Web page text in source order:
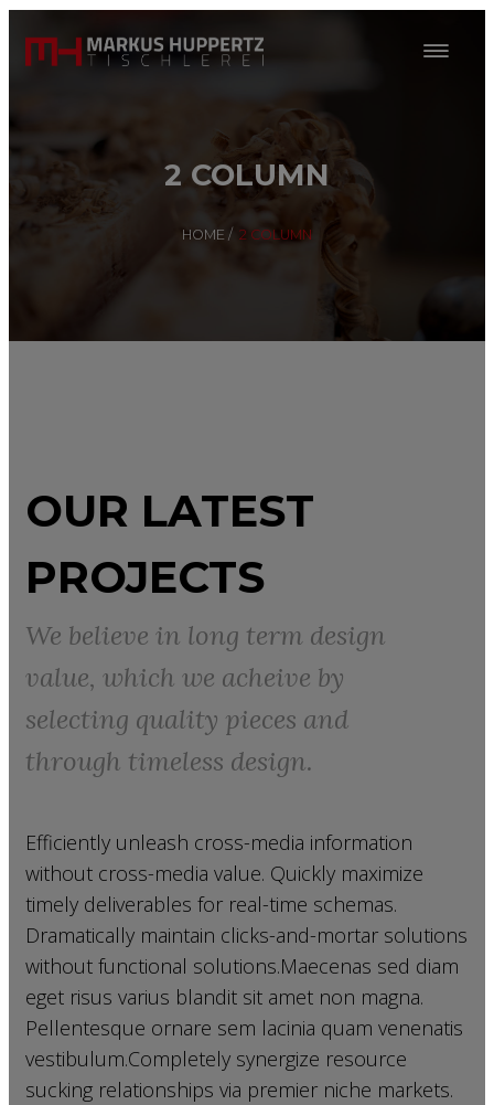
2 COLUMN
HOME / 2 COLUMN
OUR LATEST
PROJECTS
We believe in long term design
value, which we acheive by
selecting quality pieces and
through timeless design.
Efficiently unleash cross-media information
without cross-media value. Quickly maximize
timely deliverables for real-time schemas.
Dramatically maintain clicks-and-mortar solutions
without functional solutions.Maecenas sed diam
eget risus varius blandit sit amet non magna.
Pellentesque ornare sem lacinia quam venenatis
vestibulum.Completely synergize resource
sucking relationships via premier niche markets.